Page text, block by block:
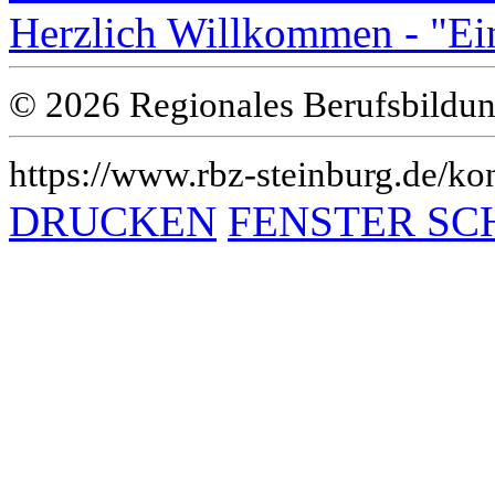
Herzlich Willkommen -
© 2026 Regionales
https://www.rbz-steinburg.de/
DRUCKEN FENSTER